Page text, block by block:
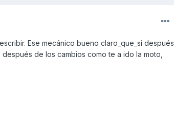
Ese mecánico bueno claro_que_si después
de los cambios como te a ido la moto,